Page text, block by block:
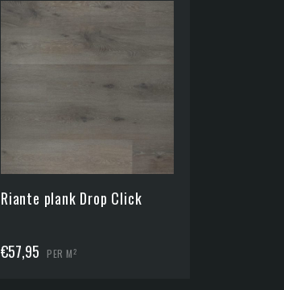
Riante plank Drop Click
€57,95 PER M2